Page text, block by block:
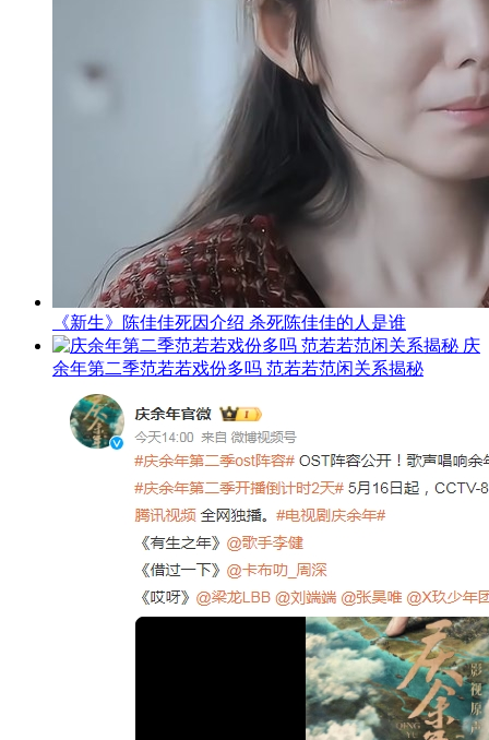
《新生》陈佳佳死因介绍 杀死陈佳佳的人是谁
庆
余年第二季范若若戏份多吗 范若若范闲关系揭秘